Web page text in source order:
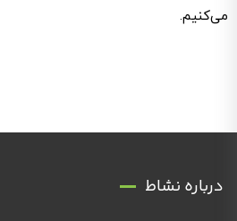
می‌کنیم.
درباره نشاط